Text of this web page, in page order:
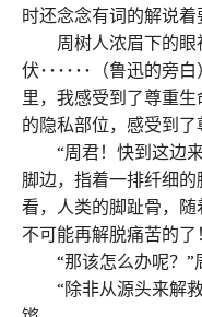
时还念念有词的解说着
周树人浓眉下的眼
伏･･････（鲁迅的旁
里，我感受到了尊重
的隐私部位，感受到了
“周君！快到这边来
脚边，指着一排纤细
看，人类的脚趾骨，
不可能再解脱痛苦的了！
“那该怎么办呢？”
“除非从源头来解救